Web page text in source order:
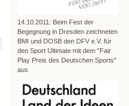
14.10.2011: Beim Fest der
Begegnung in Dresden zeichneten
BMI und DOSB den DFV e.V. für
den Sport Ultimate mit dem "Fair
Play Preis des Deutschen Sports"
aus